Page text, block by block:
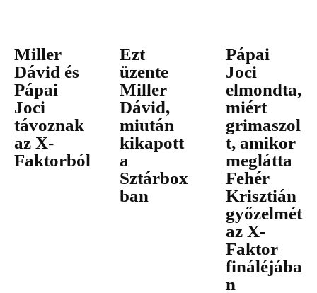
Miller
Dávid és
Pápai
Joci
távoznak
az X-
Faktorból
Ezt
üzente
Miller
Dávid,
miután
kikapott
a
Sztárbox
ban
Pápai
Joci
elmondta,
miért
grimaszol
t, amikor
meglátta
Fehér
Krisztián
győzelmét
az X-
Faktor
fináléjába
n